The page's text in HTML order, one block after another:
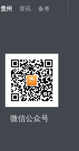
贵州 资讯 备考
微信公众号